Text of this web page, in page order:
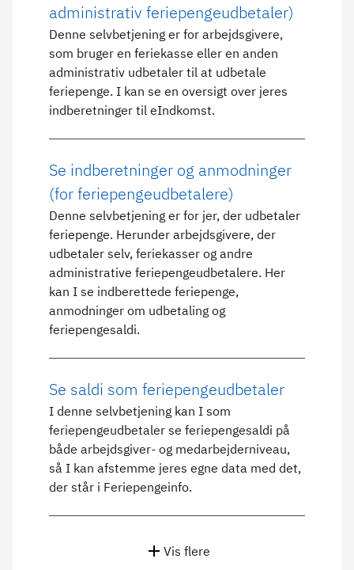
administrativ feriepengeudbetaler)
Denne selvbetjening er for arbejdsgivere,
som bruger en feriekasse eller en anden
administrativ udbetaler til at udbetale
feriepenge. I kan se en oversigt over jeres
indberetninger til eIndkomst.
Se indberetninger og anmodninger
(for feriepengeudbetalere)
Denne selvbetjening er for jer, der udbetaler
feriepenge. Herunder arbejdsgivere, der
udbetaler selv, feriekasser og andre
administrative feriepengeudbetalere. Her
kan I se indberettede feriepenge,
anmodninger om udbetaling og
feriepengesaldi.
Se saldi som feriepengeudbetaler
I denne selvbetjening kan I som
feriepengeudbetaler se feriepengesaldi på
både arbejdsgiver- og medarbejderniveau,
så I kan afstemme jeres egne data med det,
der står i Feriepengeinfo.
Vis flere